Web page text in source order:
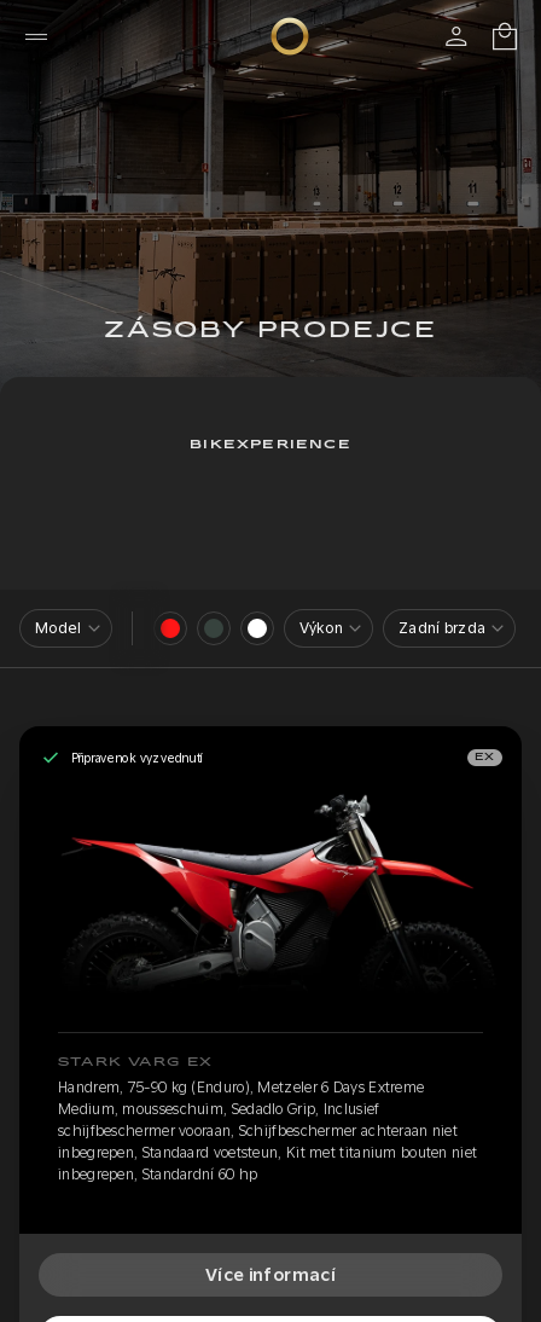
ZÁSOBY PRODEJCE
BIKEXPERIENCE
Model Výkon Zadní brzda
Připraveno k vyzvednutí EX
STARK VARG EX
Handrem, 75-90 kg (Enduro), Metzeler 6 Days Extreme
Medium, mousseschuim, Sedadlo Grip, Inclusief
schijfbeschermer vooraan, Schijfbeschermer achteraan niet
inbegrepen, Standaard voetsteun, Kit met titanium bouten niet
inbegrepen, Standardní 60 hp
Více informací